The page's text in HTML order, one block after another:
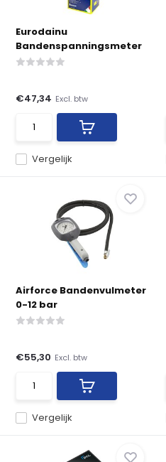
Eurodainu
Bandenspanningsmeter
Vergelijk
€47,34 Excl. btw
Airforce Bandenvulmeter
0-12 bar
Vergelijk
€55,30 Excl. btw